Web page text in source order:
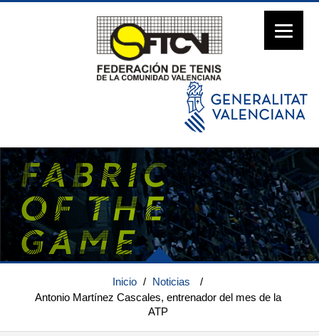
Inicio / Noticias
/
Antonio Martínez Cascales, entrenador del mes de la
ATP